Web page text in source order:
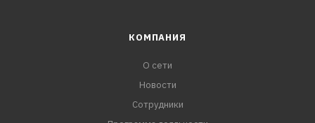
КОМПАНИЯ
О сети
Новости
Сотрудники